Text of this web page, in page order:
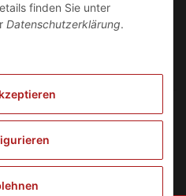
VERSANDARTEN
widerrufen
finden Sie unter
Datenschutzerklärung.